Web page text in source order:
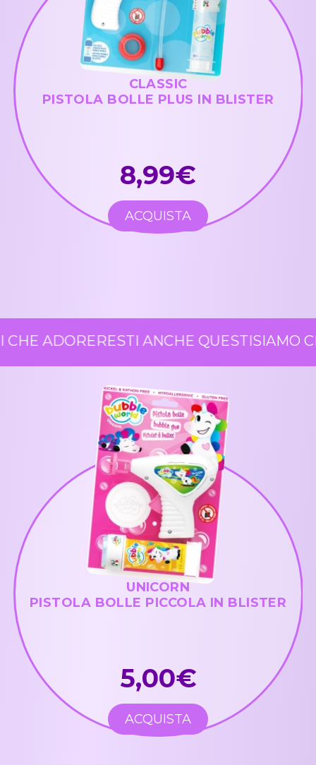
CLASSIC
PISTOLA BOLLE PLUS IN BLISTER
8,99€
ACQUISTA
ADORERESTI ANCHE QUESTISIAMO
UNICORN
PISTOLA BOLLE PICCOLA IN BLISTER
5,00€
ACQUISTA